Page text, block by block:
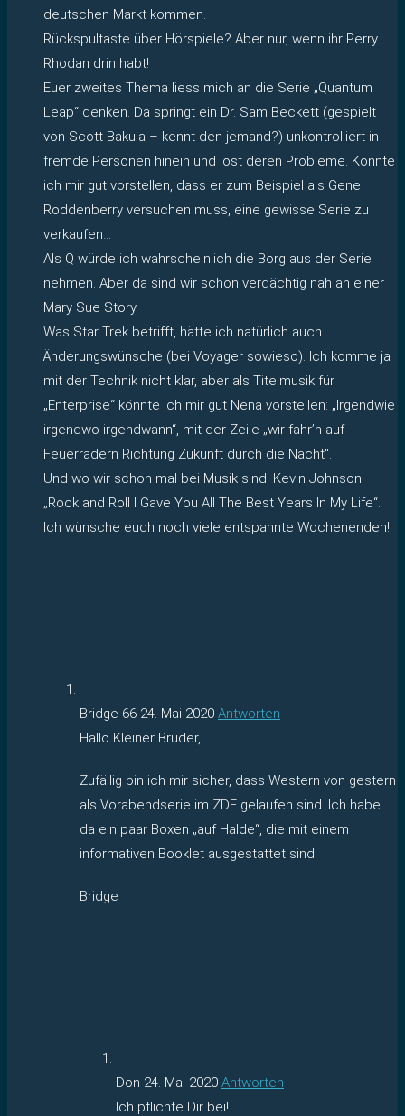
deutschen Markt kommen.
Rückspultaste über Hörspiele? Aber nur, wenn ihr Perry
Rhodan drin habt!
Euer zweites Thema liess mich an die Serie „Quantum
Leap“ denken. Da springt ein Dr. Sam Beckett (gespielt
von Scott Bakula – kennt den jemand?) unkontrolliert in
fremde Personen hinein und löst deren Probleme. Könnte
ich mir gut vorstellen, dass er zum Beispiel als Gene
Roddenberry versuchen muss, eine gewisse Serie zu
verkaufen…
Als Q würde ich wahrscheinlich die Borg aus der Serie
nehmen. Aber da sind wir schon verdächtig nah an einer
Mary Sue Story.
Was Star Trek betrifft, hätte ich natürlich auch
Änderungswünsche (bei Voyager sowieso). Ich komme ja
mit der Technik nicht klar, aber als Titelmusik für
„Enterprise“ könnte ich mir gut Nena vorstellen: „Irgendwie
irgendwo irgendwann“, mit der Zeile „wir fahr’n auf
Feuerrädern Richtung Zukunft durch die Nacht“.
Und wo wir schon mal bei Musik sind: Kevin Johnson:
„Rock and Roll I Gave You All The Best Years In My Life“.
Ich wünsche euch noch viele entspannte Wochenenden!
Bridge 66 24. Mai 2020 Antworten
Hallo Kleiner Bruder,
Zufällig bin ich mir sicher, dass Western von gestern
als Vorabendserie im ZDF gelaufen sind. Ich habe
da ein paar Boxen „auf Halde“, die mit einem
informativen Booklet ausgestattet sind.
Bridge
Don 24. Mai 2020 Antworten
Ich pflichte Dir bei!